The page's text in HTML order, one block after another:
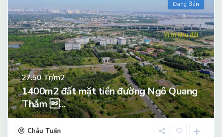
Đang Bán
27.50Tr/m2
1400m2 đất mặt tiền đường Ngô Quang
Thắm ...
Châu Tuấn